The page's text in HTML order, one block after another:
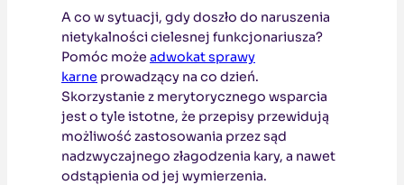
A co w sytuacji, gdy doszło do naruszenia
nietykalności cielesnej funkcjonariusza?
Pomóc może adwokat sprawy
karne prowadzący na co dzień.
Skorzystanie z merytorycznego wsparcia
jest o tyle istotne, że przepisy przewidują
możliwość zastosowania przez sąd
nadzwyczajnego złagodzenia kary, a nawet
odstąpienia od jej wymierzenia.